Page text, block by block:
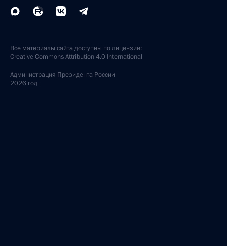
Все материалы сайта доступны по лицензии:
Creative Commons Attribution 4.0 International
Администрация Президента России
2026 год